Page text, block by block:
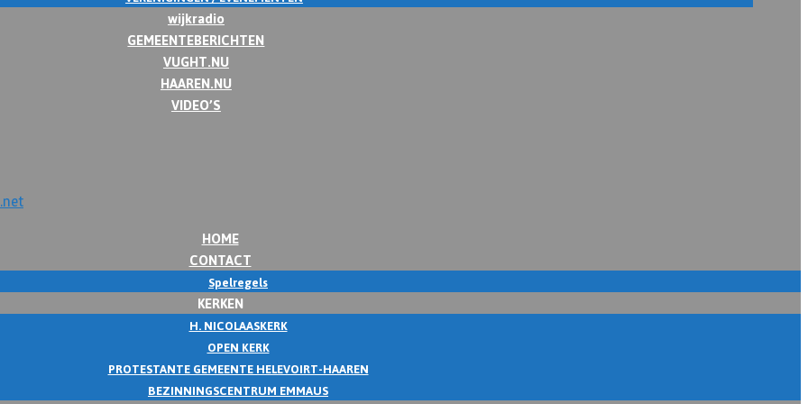
wijkradio
GEMEENTEBERICHTEN
VUGHT.NU
HAAREN.NU
VIDEO’S
HOME
CONTACT
Spelregels
KERKEN
H. NICOLAASKERK
OPEN KERK
PROTESTANTE GEMEENTE HELEVOIRT-HAAREN
BEZINNINGSCENTRUM EMMAUS